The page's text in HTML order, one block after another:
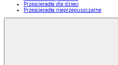
Prześcieradła dla dzieci
Prześcieradła nieprzepuszczalne